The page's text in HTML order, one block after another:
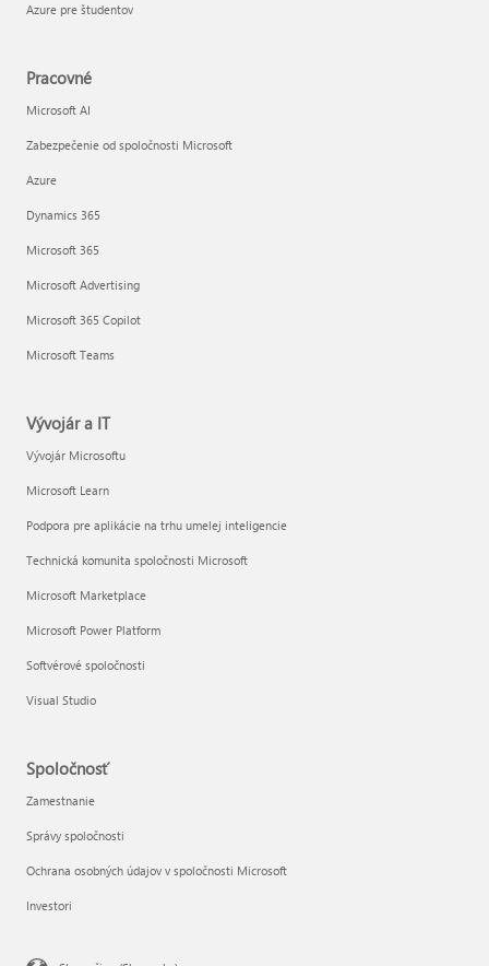
Azure pre študentov
Pracovné
Microsoft AI
Zabezpečenie od spoločnosti Microsoft
Azure
Dynamics 365
Microsoft 365
Microsoft Advertising
Microsoft 365 Copilot
Microsoft Teams
Vývojár a IT
Vývojár Microsoftu
Microsoft Learn
Podpora pre aplikácie na trhu umelej inteligencie
Technická komunita spoločnosti Microsoft
Microsoft Marketplace
Microsoft Power Platform
Softvérové spoločnosti
Visual Studio
Spoločnosť
Zamestnanie
Správy spoločnosti
Ochrana osobných údajov v spoločnosti Microsoft
Investori